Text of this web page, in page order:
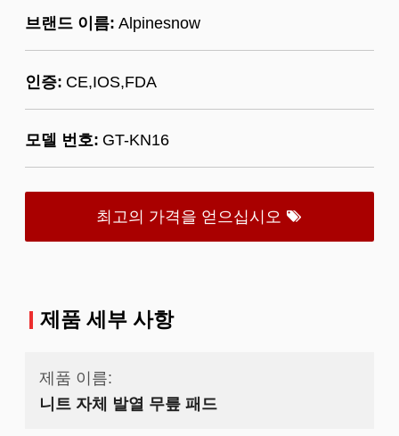
브랜드 이름: Alpinesnow
인증: CE,IOS,FDA
모델 번호: GT-KN16
최고의 가격을 얻으십시오
제품 세부 사항
제품 이름:
니트 자체 발열 무릎 패드